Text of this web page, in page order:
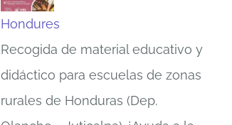
Hondures
Recogida de material educativo y
didáctico para escuelas de zonas
rurales de Honduras (Dep.